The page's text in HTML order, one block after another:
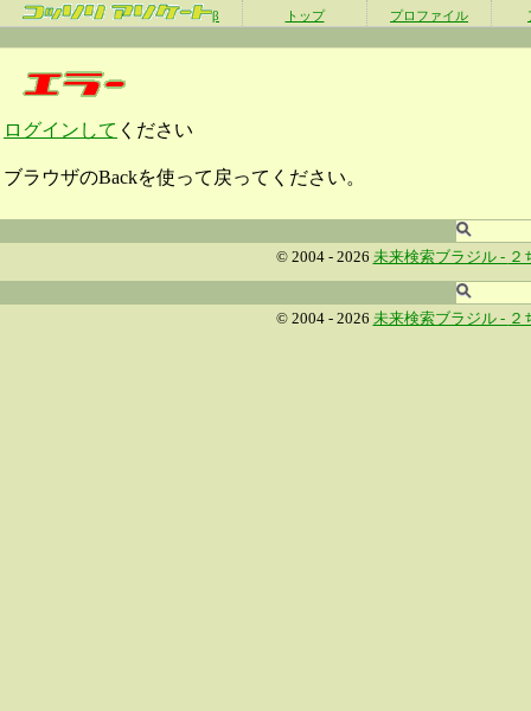
β トップ プロファイル
ログインして ください
ブラウザのBackを使って戻ってください。
© 2004 - 2026 未来検索ブラジル - ２
© 2004 - 2026 未来検索ブラジル - ２